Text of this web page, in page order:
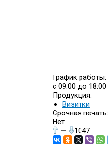
График работы:
с 09:00 до 18:00
Продукция:
Визитки
Срочная печать:
Нет
—
1047